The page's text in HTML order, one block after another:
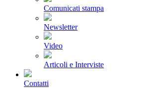
Comunicati stampa
Newsletter
Video
Articoli e Interviste
Contatti